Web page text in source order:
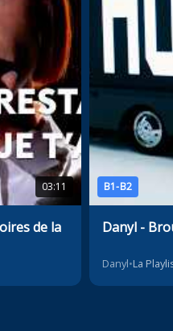
03:11
de la
B1-B2
Danyl -
Danyl•La